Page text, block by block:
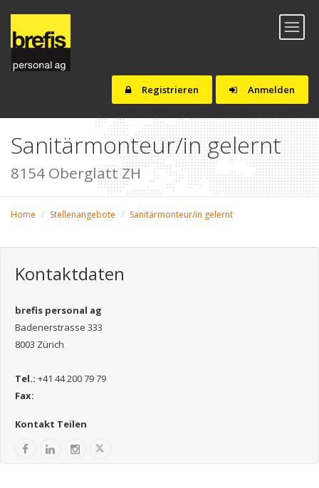
Anmelden
Registrieren
Toggle
Sanitärmonteur/in gelernt
8154 Oberglatt ZH
Home Stellenangebote Sanitärmonteur/in gelernt
Kontaktdaten
brefis personal ag
Badenerstrasse 333
8003 Zürich
Tel.: +41 44 200 79 79
Fax:
Kontakt Teilen